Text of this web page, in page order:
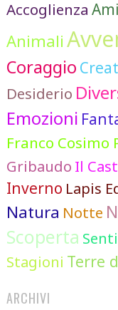
Accoglienza
Animali
Coraggio
Desiderio
Emozioni
Franco Cosimo
Gribaudo Il
Inverno Lapis
Natura Notte
Scoperta
Stagioni Terre
ARCHIVI